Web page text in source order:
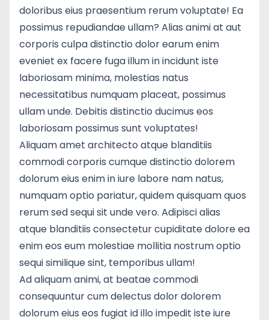
doloribus eius praesentium rerum voluptate! Ea
possimus repudiandae ullam? Alias animi at aut
corporis culpa distinctio dolor earum enim
eveniet ex facere fuga illum in incidunt iste
laboriosam minima, molestias natus
necessitatibus numquam placeat, possimus
ullam unde. Debitis distinctio ducimus eos
laboriosam possimus sunt voluptates!
Aliquam amet architecto atque blanditiis
commodi corporis cumque distinctio dolorem
dolorum eius enim in iure labore nam natus,
numquam optio pariatur, quidem quisquam quos
rerum sed sequi sit unde vero. Adipisci alias
atque blanditiis consectetur cupiditate dolore ea
enim eos eum molestiae mollitia nostrum optio
sequi similique sint, temporibus ullam!
Ad aliquam animi, at beatae commodi
consequuntur cum delectus dolor dolorem
dolorum eius eos fugiat id illo impedit iste iure